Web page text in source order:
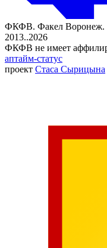
ФКФВ. Факел Воронеж.
2013..2026
ФКФВ не имеет
аптайм-статус
проект Стаса Сырицына